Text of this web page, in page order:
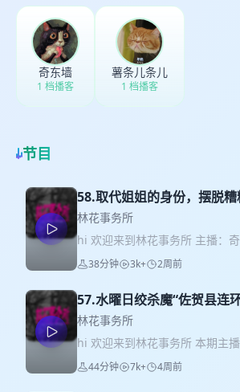
奇东墙
1 档播客
薯条儿条儿
1 档播客
节目
58.取代姐姐的身份，摆脱糟
湾邪恶双胞胎事件”
林花事务所
hi 欢迎来到林花事务所 主播：
听众噜啦噜啦来对第44期节目的
声音可以长久的陪伴您！💖 感
过以下3种方式，领取咱们为大
买贵退差，价保1年： 1. 点击进
https://mo.m.tmall.com/page/
2. 复制淘口令：
38分钟 3k+ 2周前
57.水曜日绞杀魔“佐贺县连
林花事务所
hi 欢迎来到林花事务所 本期主
今天事务所分享的案件发生在日
年，日本佐贺县，一个人口并不
44分钟 7k+ 4周前